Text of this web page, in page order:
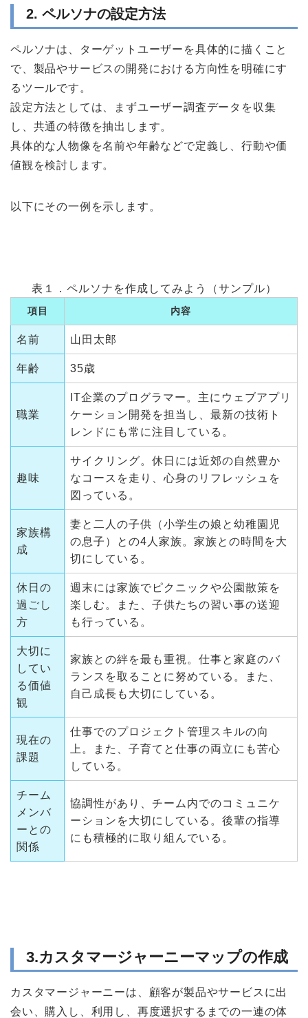
2. ペルソナの設定方法
ペルソナは、ターゲットユーザーを具体的に描くこと
で、製品やサービスの開発における方向性を明確にす
るツールです。
設定方法としては、まずユーザー調査データを収集
し、共通の特徴を抽出します。
具体的な人物像を名前や年齢などで定義し、行動や価
値観を検討します。
以下にその一例を示します。
表１．ペルソナを作成してみよう（サンプル）
項目 内容
名前 山田太郎
年齢 35歳
職業
IT企業のプログラマー。主にウェブアプリ
ケーション開発を担当し、最新の技術ト
レンドにも常に注目している。
趣味
サイクリング。休日には近郊の自然豊か
なコースを走り、心身のリフレッシュを
図っている。
家族構
成
妻と二人の子供（小学生の娘と幼稚園児
の息子）との4人家族。家族との時間を大
切にしている。
休日の
過ごし
方
週末には家族でピクニックや公園散策を
楽しむ。また、子供たちの習い事の送迎
も行っている。
大切に
してい
る価値
観
家族との絆を最も重視。仕事と家庭のバ
ランスを取ることに努めている。また、
自己成長も大切にしている。
現在の
課題
仕事でのプロジェクト管理スキルの向
上。また、子育てと仕事の両立にも苦心
している。
チーム
メンバ
ーとの
関係
協調性があり、チーム内でのコミュニケ
ーションを大切にしている。後輩の指導
にも積極的に取り組んでいる。
3.カスタマージャーニーマップの作成
カスタマージャーニーは、顧客が製品やサービスに出
会い、購入し、利用し、再度選択するまでの一連の体